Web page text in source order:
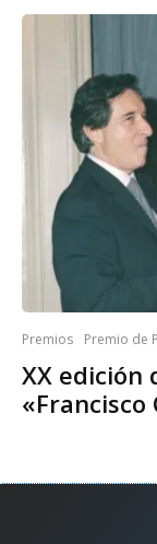
Premios Premio de
XX edición
«Francisco